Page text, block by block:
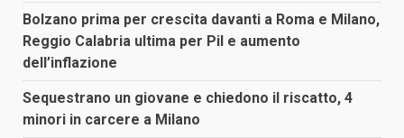
Bolzano prima per crescita davanti a Roma e Milano,
Reggio Calabria ultima per Pil e aumento
dell’inflazione
Sequestrano un giovane e chiedono il riscatto, 4
minori in carcere a Milano